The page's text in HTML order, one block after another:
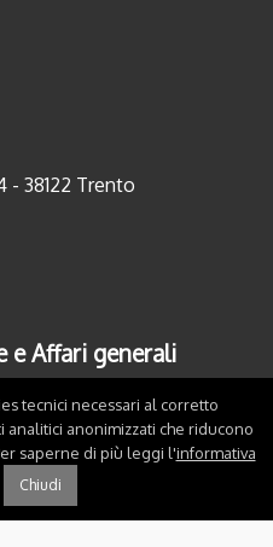
- 38122 Trento
e Affari generali
tecnici necessari al corretto
anonimizzati che riducono
saperne di più leggi l'informativa
Chiudi